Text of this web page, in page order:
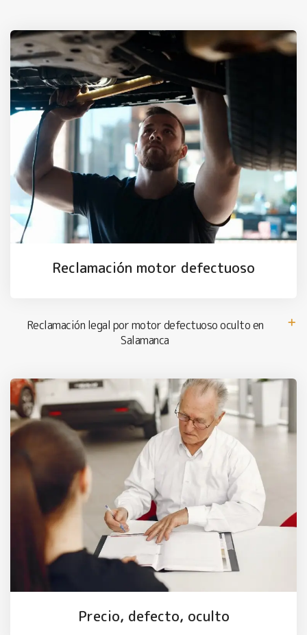
Reclamación motor defectuoso
Reclamación legal por motor defectuoso oculto en
Salamanca
Precio, defecto, oculto